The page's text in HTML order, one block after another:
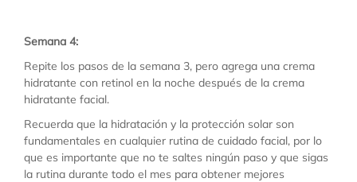
Semana 4:
Repite los pasos de la semana 3, pero agrega una crema
hidratante con retinol en la noche después de la crema
hidratante facial.
Recuerda que la hidratación y la protección solar son
fundamentales en cualquier rutina de cuidado facial, por lo
que es importante que no te saltes ningún paso y que sigas
la rutina durante todo el mes para obtener mejores